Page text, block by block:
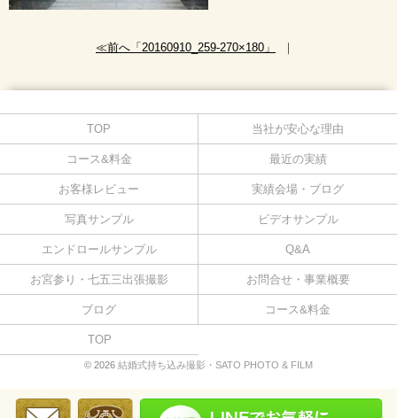
≪前へ「20160910_259-270×180」 ｜
TOP 当社が安心な理由
コース&料金 最近の実績
お客様レビュー 実績会場・ブログ
写真サンプル ビデオサンプル
エンドロールサンプル Q&A
お宮参り・七五三出張撮影 お問合せ・事業概要
ブログ コース&料金
TOP
© 2026 結婚式持ち込み撮影・SATO PHOTO & FILM